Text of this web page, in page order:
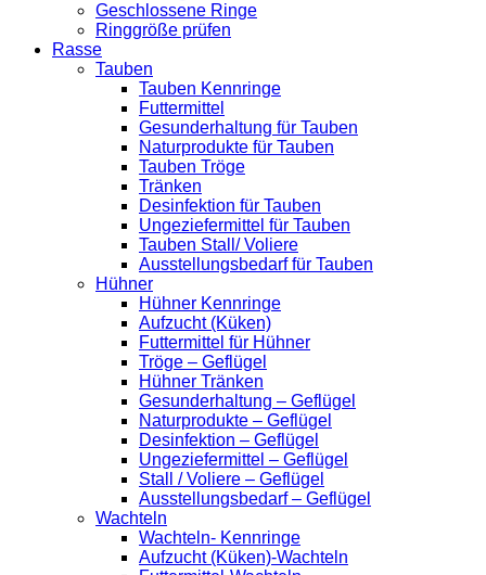
Geschlossene Ringe
Ringgröße prüfen
Rasse
Tauben
Tauben Kennringe
Futtermittel
Gesunderhaltung für Tauben
Naturprodukte für Tauben
Tauben Tröge
Tränken
Desinfektion für Tauben
Ungeziefermittel für Tauben
Tauben Stall/ Voliere
Ausstellungsbedarf für Tauben
Hühner
Hühner Kennringe
Aufzucht (Küken)
Futtermittel für Hühner
Tröge – Geflügel
Hühner Tränken
Gesunderhaltung – Geflügel
Naturprodukte – Geflügel
Desinfektion – Geflügel
Ungeziefermittel – Geflügel
Stall / Voliere – Geflügel
Ausstellungsbedarf – Geflügel
Wachteln
Wachteln- Kennringe
Aufzucht (Küken)-Wachteln